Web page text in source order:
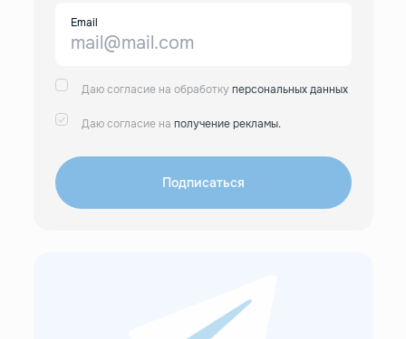
Email
Даю согласие на обработкуперсональных данных
Даю согласие на получение рекламы.
Подписаться